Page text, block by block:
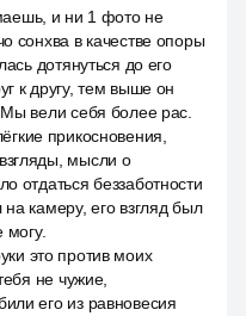
и ни 1 фото не
сонхва в качестве опоры
дотянуться до его
к другу, тем выше он
вели себя более рас.
прикосновения,
мысли о
отдаться беззаботности
камеру, его взгляд был
это против моих
не чужие,
его из равновесия